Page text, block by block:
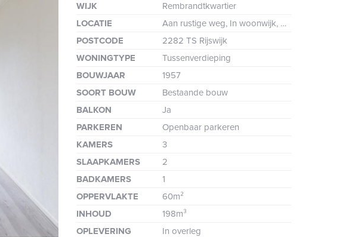
volgende
WIJK
Rembrandtkwartier
LOCATIE
Aan rustige weg, In woonwijk, Vrij uitzicht
POSTCODE
2282 TS Rijswijk
WONINGTYPE
Tussenverdieping
BOUWJAAR
1957
SOORT BOUW
Bestaande bouw
BALKON
Ja
PARKEREN
Openbaar parkeren
KAMERS
3
SLAAPKAMERS
2
BADKAMERS
1
OPPERVLAKTE
60m²
INHOUD
198m³
OPLEVERING
In overleg